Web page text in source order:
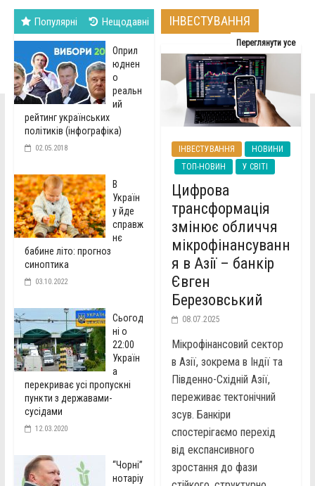
Популярні Нещодавні
Оприл
юднен
о
реальн
ий
рейтинг українських
політиків (інфографіка)
02.05.2018
В
Україн
у йде
справж
нє
бабине літо: прогноз
синоптика
03.10.2022
Сьогод
ні о
22:00
Україн
а
перекриває усі пропускні
пункти з державами-
сусідами
12.03.2020
“Чорні”
нотаріу
ІНВЕСТУВАННЯ
Переглянути усе
ІНВЕСТУВАННЯ
НОВИНИ
ТОП-НОВИН
У СВІТІ
Цифрова
трансформація
змінює обличчя
мікрофінансуванн
я в Азії – банкір
Євген
Березовський
08.07.2025
Мікрофінансовий сектор
в Азії, зокрема в Індії та
Південно-Східній Азії,
переживає тектонічний
зсув. Банкіри
спостерігаємо перехід
від експансивного
зростання до фази